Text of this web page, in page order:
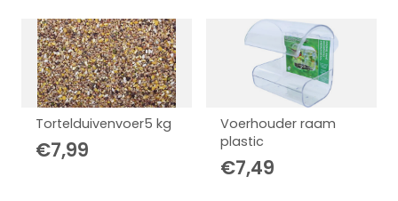
Tortelduivenvoer5 kg
€7,99
Voerhouder raam
plastic
€7,49